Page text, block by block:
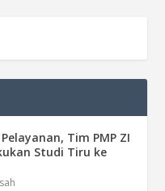
Tim PMP ZI
Studi Tiru ke